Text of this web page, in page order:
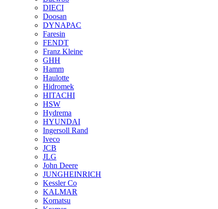
DIECI
Doosan
DYNAPAC
Faresin
FENDT
Franz Kleine
GHH
Hamm
Haulotte
Hidromek
HITACHI
HSW
Hydrema
HYUNDAI
Ingersoll Rand
Iveco
JCB
JLG
John Deere
JUNGHEINRICH
Kessler Co
KALMAR
Komatsu